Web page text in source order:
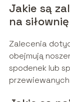
Jakie są
na
Zalecenia
obejmują
spodenek lub